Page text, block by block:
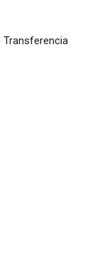
Transferencia